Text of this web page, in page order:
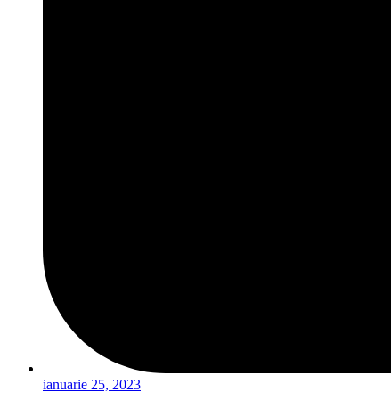
ianuarie 25, 2023